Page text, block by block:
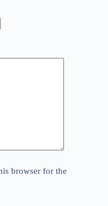
browser for the